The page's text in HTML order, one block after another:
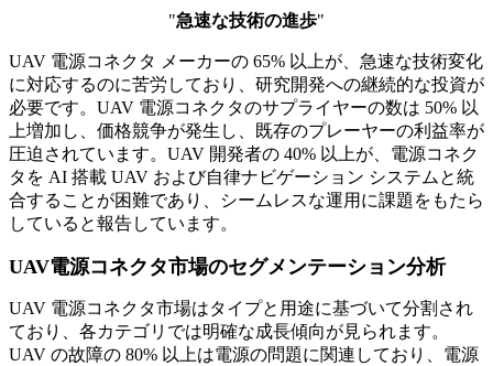
"急速な技術の進歩"
UAV 電源コネクタ メーカーの 65% 以上が、急速な技術変化
に対応するのに苦労しており、研究開発への継続的な投資が
必要です。UAV 電源コネクタのサプライヤーの数は 50% 以
上増加し、価格競争が発生し、既存のプレーヤーの利益率が
圧迫されています。UAV 開発者の 40% 以上が、電源コネク
タを AI 搭載 UAV および自律ナビゲーション システムと統
合することが困難であり、シームレスな運用に課題をもたら
していると報告しています。
UAV電源コネクタ市場のセグメンテーション分析
UAV 電源コネクタ市場はタイプと用途に基づいて分割され
ており、各カテゴリでは明確な成長傾向が見られます。
UAV の故障の 80% 以上は電源の問題に関連しており、電源